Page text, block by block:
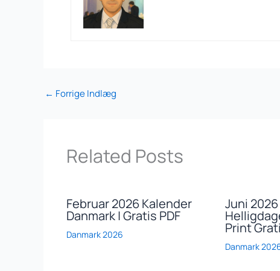
← Forrige Indlæg
Related Posts
Februar 2026 Kalender
Danmark | Gratis PDF
Danmark 2026
Juni
Print
Danmark